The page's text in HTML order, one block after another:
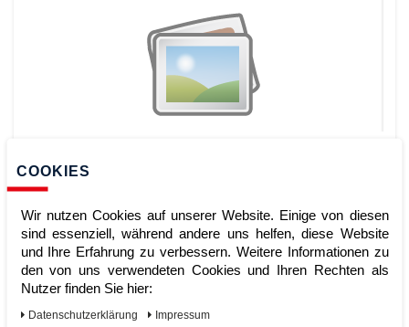
Artikelnummer:
Hersteller: LaCont Umwelttechnik GmbH
*zzgl. ges. MwSt. zzgl.Versandkosten
COOKIES
Wir nutzen Cookies auf unserer Website. Einige von diesen
sind essenziell, während andere uns helfen, diese Website
und Ihre Erfahrung zu verbessern. Weitere Informationen zu
den von uns verwendeten Cookies und Ihren Rechten als
Nutzer finden Sie hier:
Daten­schutz­erklärung Impressum